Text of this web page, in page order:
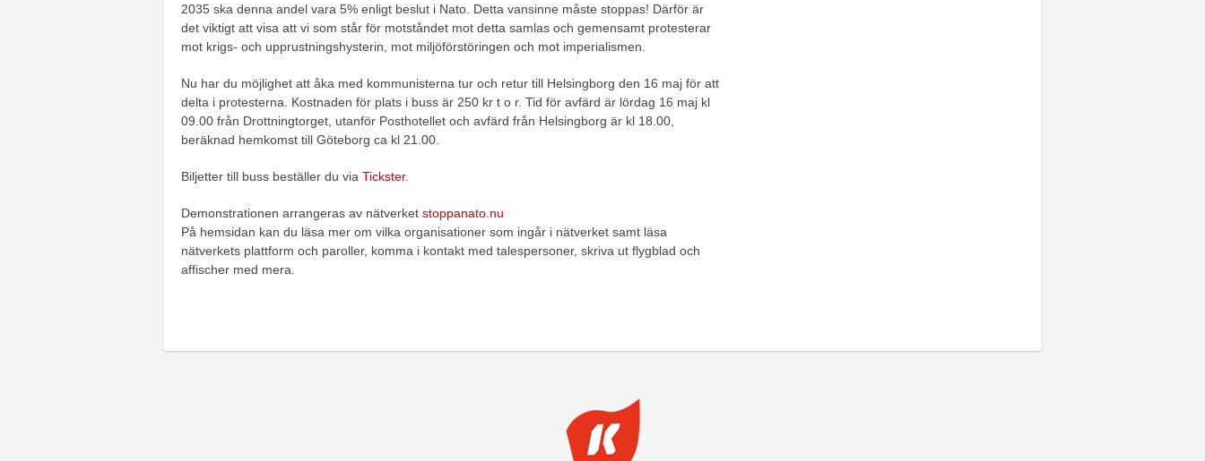
2035 ska denna andel vara 5% enligt beslut i Nato. Detta vansinne måste stoppas! Därför är
det viktigt att visa att vi som står för motståndet mot detta samlas och gemensamt protesterar
mot krigs- och upprustningshysterin, mot miljöförstöringen och mot imperialismen.
Nu har du möjlighet att åka med kommunisterna tur och retur till Helsingborg den 16 maj för att
delta i protesterna. Kostnaden för plats i buss är 250 kr t o r. Tid för avfärd är lördag 16 maj kl
09.00 från Drottningtorget, utanför Posthotellet och avfärd från Helsingborg är kl 18.00,
beräknad hemkomst till Göteborg ca kl 21.00.
Biljetter till buss beställer du via Tickster.
Demonstrationen arrangeras av nätverket stoppanato.nu
På hemsidan kan du läsa mer om vilka organisationer som ingår i nätverket samt läsa
nätverkets plattform och paroller, komma i kontakt med talespersoner, skriva ut flygblad och
affischer med mera.